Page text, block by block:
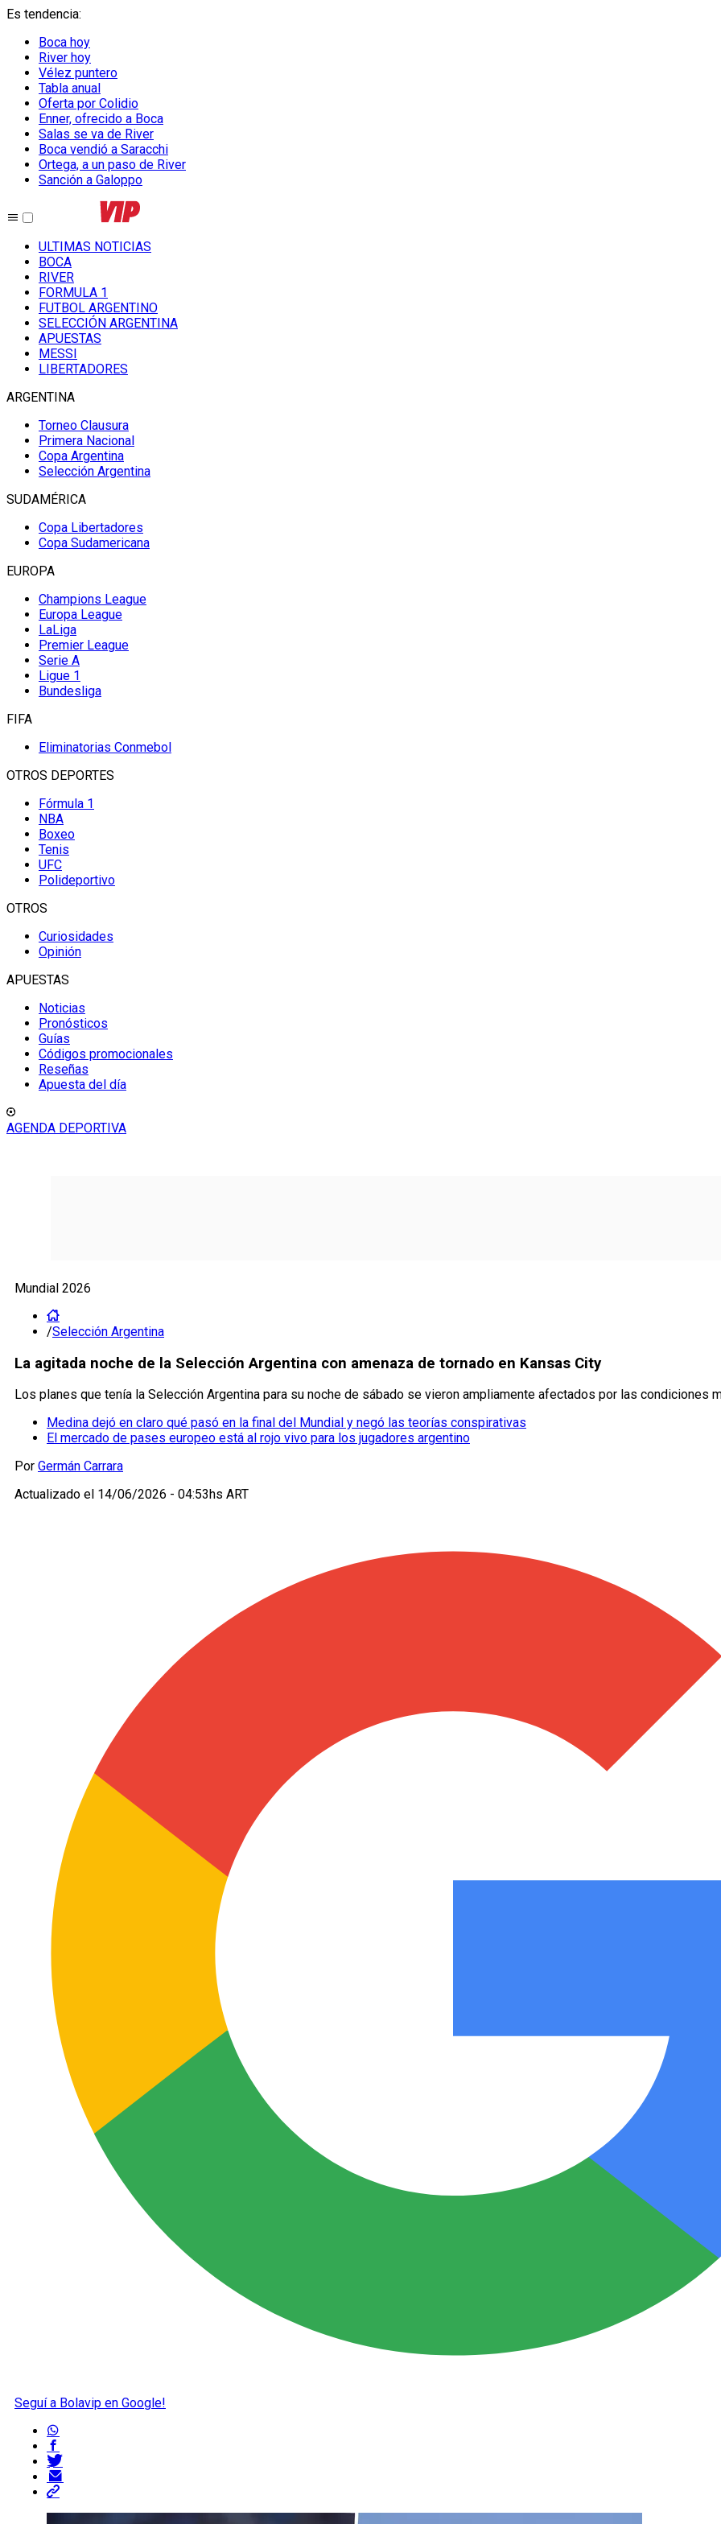
Es tendencia:
Boca hoy
River hoy
Vélez puntero
Tabla anual
Oferta por Colidio
Enner, ofrecido a Boca
Salas se va de River
Boca vendió a Saracchi
Ortega, a un paso de River
Sanción a Galoppo
ULTIMAS NOTICIAS
BOCA
RIVER
FORMULA 1
FUTBOL ARGENTINO
SELECCIÓN ARGENTINA
APUESTAS
MESSI
LIBERTADORES
ARGENTINA
Torneo Clausura
Primera Nacional
Copa Argentina
Selección Argentina
SUDAMÉRICA
Copa Libertadores
Copa Sudamericana
EUROPA
Champions League
Europa League
LaLiga
Premier League
Serie A
Ligue 1
Bundesliga
FIFA
Eliminatorias Conmebol
OTROS DEPORTES
Fórmula 1
NBA
Boxeo
Tenis
UFC
Polideportivo
OTROS
Curiosidades
Opinión
APUESTAS
Noticias
Pronósticos
Guías
Códigos promocionales
Reseñas
Apuesta del día
AGENDA DEPORTIVA
Mundial 2026
/Selección Argentina
La agitada noche de la Selección Argentina con amenaza de tornado en Kansas City
Los planes que tenía la Selección Argentina para su noche de sábado se vieron ampliamente afectados por las condiciones
Medina dejó en claro qué pasó en la final del Mundial y negó las teorías conspirativas
El mercado de pases europeo está al rojo vivo para los jugadores argentino
Por Germán Carrara
Actualizado el 14/06/2026 - 04:53hs ART
Seguí a Bolavip en Google!